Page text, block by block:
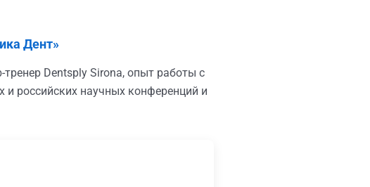
Дент»
Dentsply Sirona, опыт работы с
российских научных конференций и